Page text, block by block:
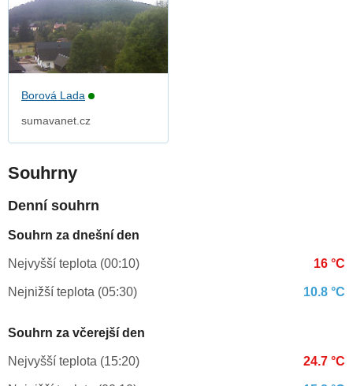
Borová Lada
sumavanet.cz
Souhrny
Denní souhrn
Souhrn za dnešní den
Nejvyšší teplota (00:10) 16 °C
Nejnižší teplota (05:30) 10.8 °C
Souhrn za včerejší den
Nejvyšší teplota (15:20) 24.7 °C